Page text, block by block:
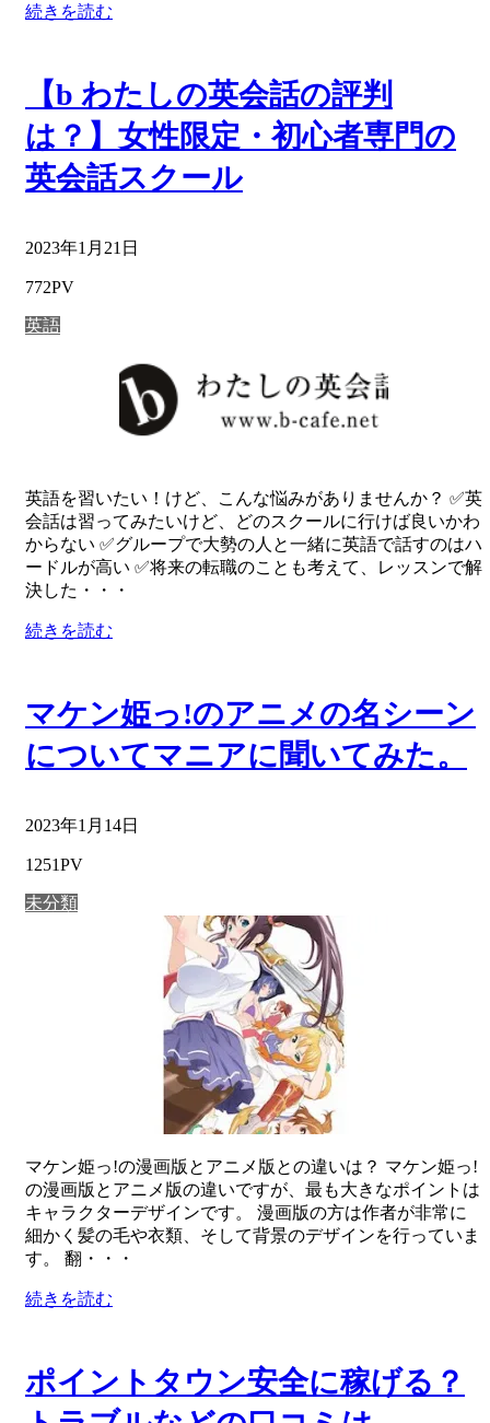
続きを読む
【b わたしの英会話の評判
は？】女性限定・初心者専門の
英会話スクール
2023年1月21日
772PV
英語
英語を習いたい！けど、こんな悩みがありませんか？ ✅英
会話は習ってみたいけど、どのスクールに行けば良いかわ
からない ✅グループで大勢の人と一緒に英語で話すのはハ
ードルが高い ✅将来の転職のことも考えて、レッスンで解
決した・・・
続きを読む
マケン姫っ!のアニメの名シーン
についてマニアに聞いてみた。
2023年1月14日
1251PV
未分類
マケン姫っ!の漫画版とアニメ版との違いは？ マケン姫っ!
の漫画版とアニメ版の違いですが、最も大きなポイントは
キャラクターデザインです。 漫画版の方は作者が非常に
細かく髪の毛や衣類、そして背景のデザインを行っていま
す。 翻・・・
続きを読む
ポイントタウン安全に稼げる？